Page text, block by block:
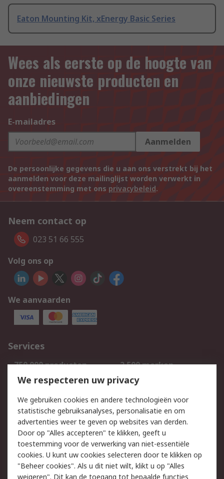
Eaton Mounting Kit, xEnergy Basic Series
Wees als eerste op de hoogte van
onze nieuwste producten en
aanbiedingen
E-mailadres
Aanmelden
De persoonlijke gegevens die u aan ons verstrekt bij het
aanmelden voor deze mailinglijst worden verwerkt in
overeenstemming met ons privacybeleid.
Neem contact op
023 51 66 555
Volg ons op
We aanvaarden
Services
750.000 producten
2.500 merken
Bestellen
Inkoopoplossingen
Track & Trace
Wettelijk
Cookiebeleid
Email veiligheid
Privacybeleid
Websitevoorwaarden
We respecteren uw privacy
We gebruiken cookies en andere technologieën voor
statistische gebruiksanalyses, personalisatie en om
advertenties weer te geven op websites van derden.
Door op "Alles accepteren" te klikken, geeft u
toestemming voor de verwerking van niet-essentiële
cookies. U kunt uw cookies selecteren door te klikken op
"Beheer cookies". Als u dit niet wilt, klikt u op "Alles
weigeren". Dit kan de toegang tot bepaalde functies